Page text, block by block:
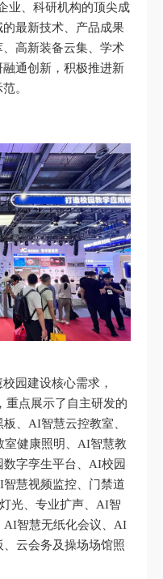
业、科研机构的顶尖成
最新技术、产品成果
高新装备云集、学术
通创新，积极推进新
。
园建设核心需求，
重点展示了自主研发的
、AI智慧云控教室、
健康照明、AI智慧教
字孪生平台、AI校园
慧视频监控、门禁道
光、专业扩声、AI智
AI智慧无纸化会议、AI
云会务及操场场馆照